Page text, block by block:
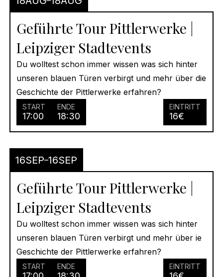
Geführte Tour Pittlerwerke |
Leipziger Stadtevents
Du wolltest schon immer wissen was sich hinter
unseren blauen Türen verbirgt und mehr über die
Geschichte der Pittlerwerke erfahren?
START
17:00
ENDE
18:30
EINTRITT
16€
16SEP 16SEP
Geführte Tour Pittlerwerke |
Leipziger Stadtevents
Du wolltest schon immer wissen was sich hinter
unseren blauen Türen verbirgt und mehr über ie
Geschichte der Pittlerwerke erfahren?
START ENDE EINTRITT